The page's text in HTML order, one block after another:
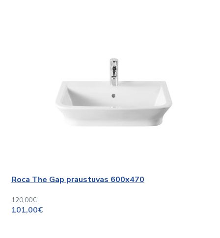
Roca The Gap praustuvas 600x470
120,00€
101,00€